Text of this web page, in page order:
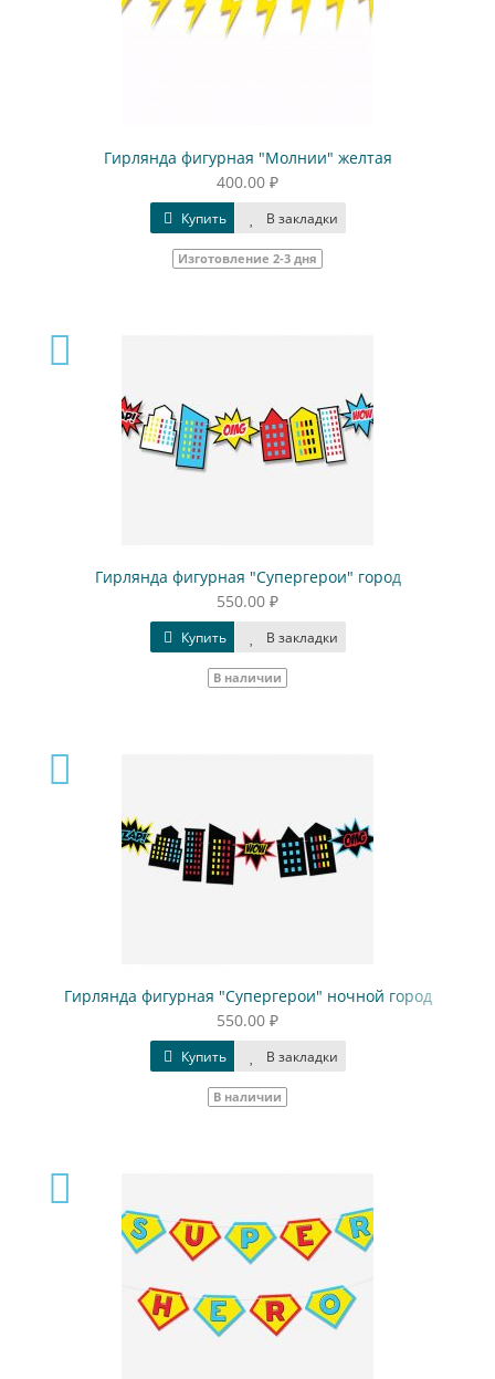
Гирлянда фигурная "Молнии" желтая
400.00 ₽
Купить В закладки
Изготовление 2-3 дня
Гирлянда фигурная "Супергерои" город
550.00 ₽
Купить В закладки
В наличии
Гирлянда фигурная "Супергерои" ночной город
550.00 ₽
Купить В закладки
В наличии